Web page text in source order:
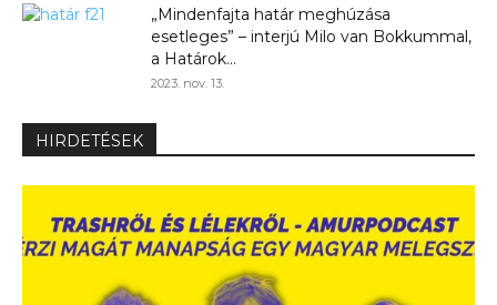
„Mindenfajta határ meghúzása
esetleges” – interjú Milo van Bokkummal,
a Határok...
2023. nov. 13.
HIRDETÉSEK